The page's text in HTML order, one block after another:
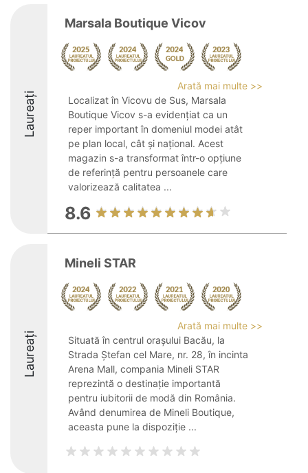
Laureați
Marsala Boutique Vicov
Arată mai multe >>
Localizat în Vicovu de Sus, Marsala
Boutique Vicov s-a evidențiat ca un
reper important în domeniul modei atât
pe plan local, cât și național. Acest
magazin s-a transformat într-o opțiune
de referință pentru persoanele care
valorizează calitatea ...
8.6
Laureați
Mineli STAR
Arată mai multe >>
Situată în centrul orașului Bacău, la
Strada Ștefan cel Mare, nr. 28, în incinta
Arena Mall, compania Mineli STAR
reprezintă o destinație importantă
pentru iubitorii de modă din România.
Având denumirea de Mineli Boutique,
aceasta pune la dispoziție ...